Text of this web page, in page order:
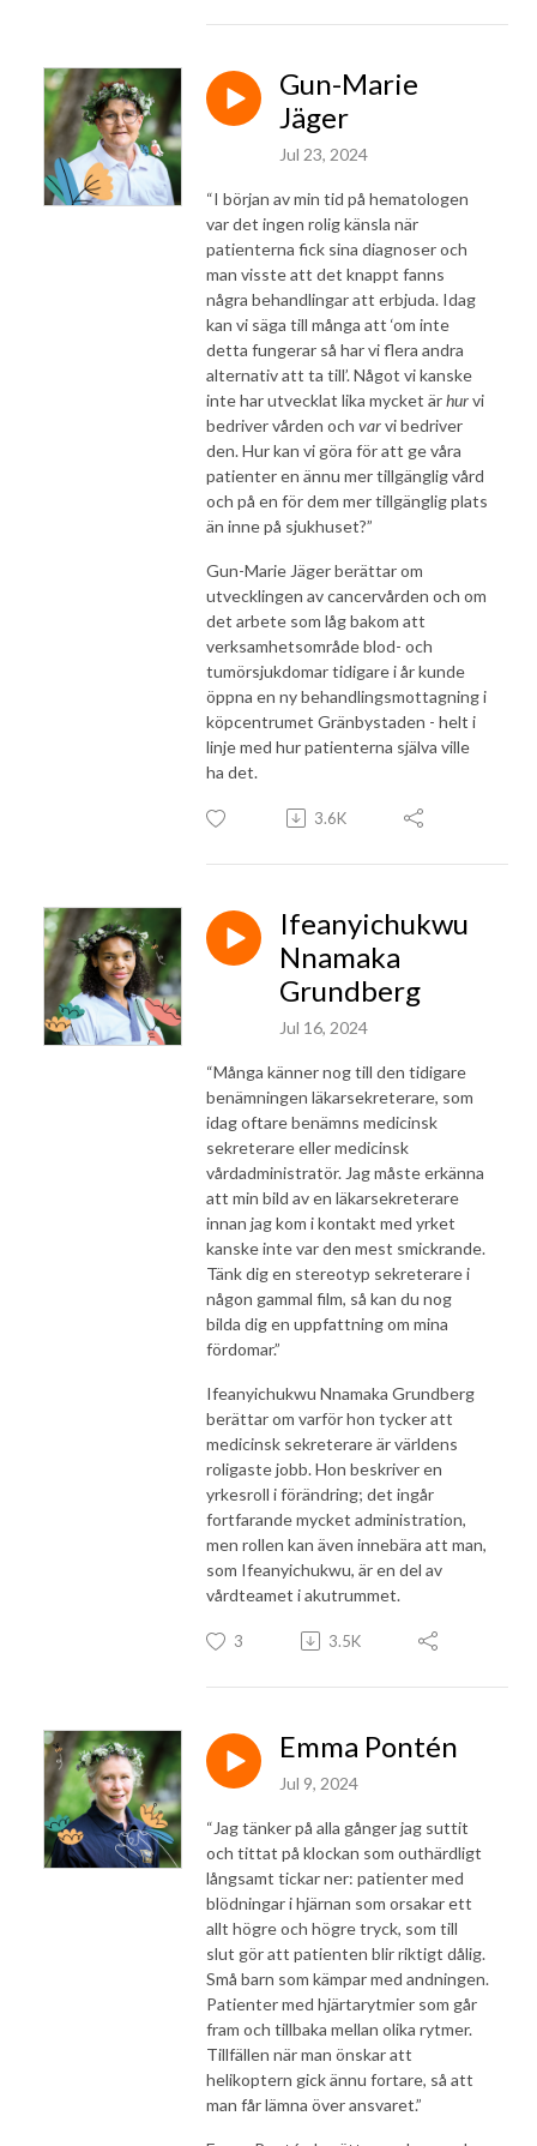
Gun-Marie
Jäger
Jul 23, 2024
“I början av min tid på hematologen
var det ingen rolig känsla när
patienterna fick sina diagnoser och
man visste att det knappt fanns
några behandlingar att erbjuda. Idag
kan vi säga till många att ‘om inte
detta fungerar så har vi flera andra
alternativ att ta till’. Något vi kanske
inte har utvecklat lika mycket ärhurvi
bedriver vården och varvi bedriver
den. Hur kan vi göra för att ge våra
patienter en ännu mer tillgänglig vård
och på en för dem mer tillgänglig plats
än inne på sjukhuset?”
Gun-Marie Jäger berättar om
utvecklingen av cancervården och om
det arbete som låg bakom att
verksamhetsområde blod- och
tumörsjukdomar tidigare i år kunde
öppna en ny behandlingsmottagning i
köpcentrumet Gränbystaden - helt i
linje med hur patienterna själva ville
ha det.
3.6K
Ifeanyichukwu
Nnamaka
Grundberg
Jul 16, 2024
“Många känner nog till den tidigare
benämningen läkarsekreterare, som
idag oftare benämns medicinsk
sekreterare eller medicinsk
vårdadministratör. Jag måste erkänna
att min bild av en läkarsekreterare
innan jag kom i kontakt med yrket
kanske inte var den mest smickrande.
Tänk dig en stereotyp sekreterare i
någon gammal film, så kan du nog
bilda dig en uppfattning om mina
fördomar.”
Ifeanyichukwu Nnamaka Grundberg
berättar om varför hon tycker att
medicinsk sekreterare är världens
roligaste jobb. Hon beskriver en
yrkesroll i förändring; det ingår
fortfarande mycket administration,
men rollen kan även innebära att man,
som Ifeanyichukwu, är en del av
vårdteamet i akutrummet.
3 3.5K
Emma Pontén
Jul 9, 2024
“Jag tänker på alla gånger jag suttit
och tittat på klockan som outhärdligt
långsamt tickar ner: patienter med
blödningar i hjärnan som orsakar ett
allt högre och högre tryck, som till
slut gör att patienten blir riktigt dålig.
Små barn som kämpar med andningen.
Patienter med hjärtarytmier som går
fram och tillbaka mellan olika rytmer.
Tillfällen när man önskar att
helikoptern gick ännu fortare, så att
man får lämna över ansvaret.”